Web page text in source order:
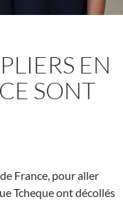
EN
SONT
France, pour aller
Tcheque ont décollés